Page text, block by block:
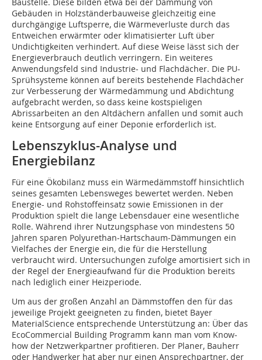
Baustelle. Diese bilden etwa bei der Dämmung von
Gebäuden in Holzständerbauweise gleichzeitig eine
durchgängige Luftsperre, die Wärmeverluste durch das
Entweichen erwärmter oder klimatisierter Luft über
Undichtigkeiten verhindert. Auf diese Weise lässt sich der
Energieverbrauch deutlich verringern. Ein weiteres
Anwendungsfeld sind Industrie- und Flachdächer. Die PU-
Sprühsysteme können auf bereits bestehende Flachdächer
zur Verbesserung der Wärmedämmung und Abdichtung
aufgebracht werden, so dass keine kostspieligen
Abrissarbeiten an den Altdächern anfallen und somit auch
keine Entsorgung auf einer Deponie erforderlich ist.
Lebenszyklus-Analyse und
Energiebilanz
Für eine Ökobilanz muss ein Wärmedämmstoff hinsichtlich
seines gesamten Lebensweges bewertet werden. Neben
Energie- und Rohstoffeinsatz sowie Emissionen in der
Produktion spielt die lange Lebensdauer eine wesentliche
Rolle. Während ihrer Nutzungsphase von mindestens 50
Jahren sparen Polyurethan-Hartschaum-Dämmungen ein
Vielfaches der Energie ein, die für die Herstellung
verbraucht wird. Untersuchungen zufolge amortisiert sich in
der Regel der Energieaufwand für die Produktion bereits
nach lediglich einer Heizperiode.
Um aus der großen Anzahl an Dämmstoffen den für das
jeweilige Projekt geeigneten zu finden, bietet Bayer
MaterialScience entsprechende Unterstützung an: Über das
EcoCommercial Building Programm kann man vom Know-
how der Netzwerkpartner profitieren. Der Planer, Bauherr
oder Handwerker hat aber nur einen Ansprechpartner, der